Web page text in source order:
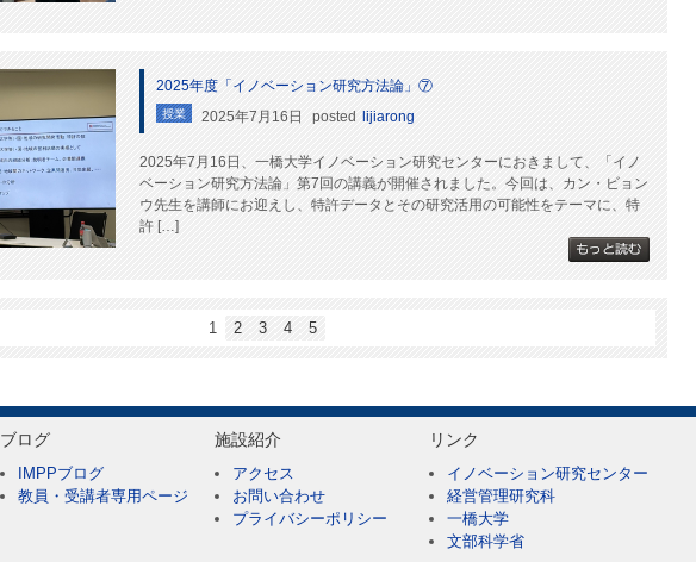
2025年度「イノベーション研究方法論」⑦
授業 2025年7月16日 posted lijiarong
2025年7月16日、一橋大学イノベーション研究センターにおきまして、「イノ
ベーション研究方法論」第7回の講義が開催されました。今回は、カン・ビョン
ウ先生を講師にお迎えし、特許データとその研究活用の可能性をテーマに、特
許 […]
1 2 3 4 5
ブログ
IMPPブログ
教員・受講者専用ページ
施設紹介
アクセス
お問い合わせ
プライバシーポリシー
リンク
イノベーション研究センター
経営管理研究科
一橋大学
文部科学省